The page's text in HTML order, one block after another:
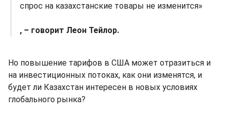
спрос на казахстанские товары не изменится»
, – говорит Леон Тейлор.
Но повышение тарифов в США может отразиться и
на инвестиционных потоках, как они изменятся, и
будет ли Казахстан интересен в новых условиях
глобального рынка?